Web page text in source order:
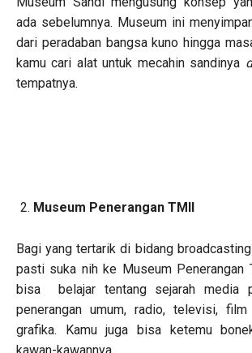
ada sebelumnya. Museum ini
dari peradaban bangsa kuno hingga
kamu cari alat untuk mecahin sandinya
tempatnya.
Museum Penerangan TMII
Bagi yang tertarik di bidang
pasti suka nih ke Museum
bisa belajar tentang sejarah media
penerangan umum, radio, televisi,
grafika. Kamu juga bisa ketemu